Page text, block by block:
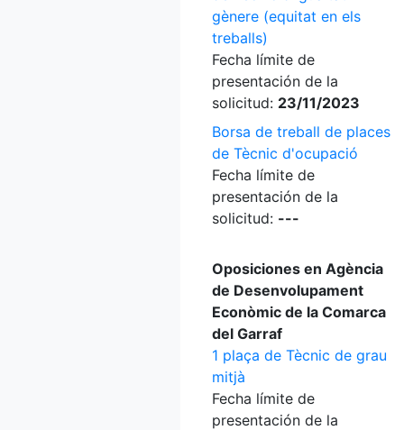
gènere (equitat en els
treballs)
Fecha límite de
presentación de la
solicitud: 23/11/2023
Borsa de treball de places
de Tècnic d'ocupació
Fecha límite de
presentación de la
solicitud: ---
Oposiciones en Agència
de Desenvolupament
Econòmic de la Comarca
del Garraf
1 plaça de Tècnic de grau
mitjà
Fecha límite de
presentación de la